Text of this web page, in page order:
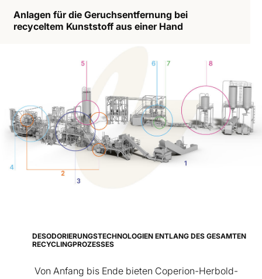
Anlagen für die Geruchsentfernung bei
recyceltem Kunststoff aus einer Hand
DESODORIERUNGSTECHNOLOGIEN ENTLANG DES GESAMTEN
RECYCLINGPROZESSES
Von Anfang bis Ende bieten Coperion-Herbold-